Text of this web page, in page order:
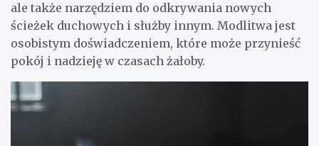
ale także narzędziem do odkrywania nowych
ścieżek duchowych i służby innym. Modlitwa jest
osobistym doświadczeniem, które może przynieść
pokój i nadzieję w czasach żałoby.